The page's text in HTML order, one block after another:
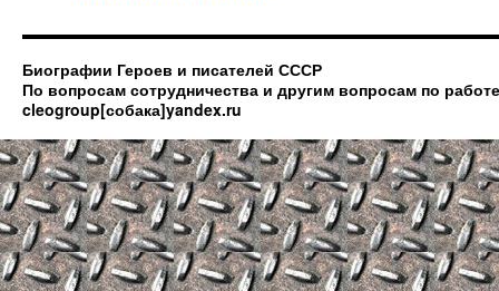
Биографии Героев и писателей СССР
По вопросам сотрудничества и другим вопросам по
cleogroup[собака]yandex.ru